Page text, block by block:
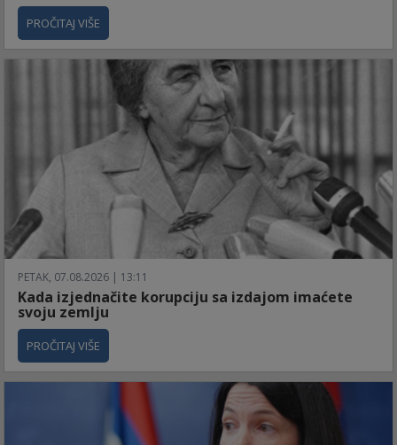
PROČITAJ VIŠE
PETAK, 07.08.2026 | 13:11
Kada izjednačite korupciju sa izdajom imaćete
svoju zemlju
PROČITAJ VIŠE